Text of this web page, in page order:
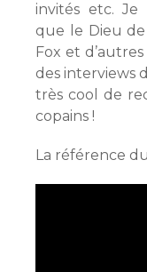
invités etc. Je
que le Dieu de
Fox et
des interviews
très cool de
copains !
La référence